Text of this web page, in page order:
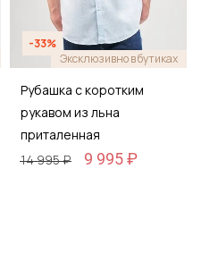
-33%
Эксклюзивно в бутиках
Рубашка с коротким
рукавом из льна
приталенная
14 995 ₽
9 995 ₽